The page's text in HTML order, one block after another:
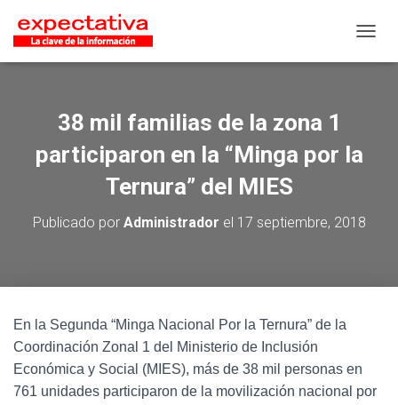
38 mil familias de la zona 1
participaron en la “Minga por la
Ternura” del MIES
Publicado por Administrador el 17 septiembre, 2018
En la Segunda “Minga Nacional Por la Ternura” de la
Coordinación Zonal 1 del Ministerio de Inclusión
Económica y Social (MIES), más de 38 mil personas en
761 unidades participaron de la movilización nacional por